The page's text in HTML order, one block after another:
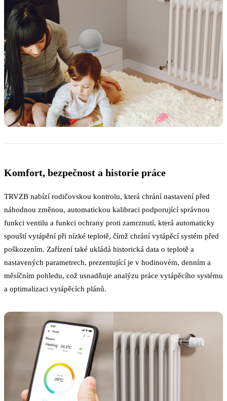
Komfort, bezpečnost a historie práce
TRVZB nabízí rodičovskou kontrolu, která chrání nastavení před
náhodnou změnou, automatickou kalibraci podporující správnou
funkci ventilu a funkci ochrany proti zamrznutí, která automaticky
spouští vytápění při nízké teplotě, čímž chrání vytápěcí systém před
poškozením. Zařízení také ukládá historická data o teplotě a
nastavených parametrech, prezentující je v hodinovém, denním a
měsíčním pohledu, což usnadňuje analýzu práce vytápěcího systému
a optimalizaci vytápěcích plánů.